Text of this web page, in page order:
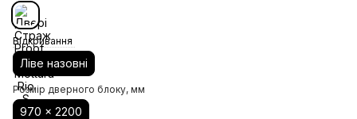
Відкривання
Ліве назовні
Розмір дверного блоку, мм
970 x 2200